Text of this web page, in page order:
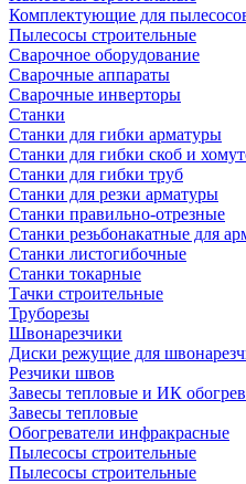
Комплектующие для
Пылесосы строительные
Сварочное оборудование
Сварочные аппараты
Сварочные инверторы
Станки
Станки для гибки арматуры
Станки для гибки скоб и
Станки для гибки труб
Станки для резки арматуры
Станки правильно-отрезные
Станки резьбонакатные для
Станки листогибочные
Станки токарные
Тачки строительные
Труборезы
Швонарезчики
Диски режущие для
Резчики швов
Завесы тепловые и ИК
Завесы тепловые
Обогреватели инфракрасные
Пылесосы строительные
Пылесосы строительные